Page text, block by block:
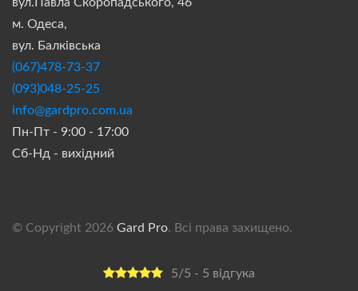
вул.Павла Скоропадського, 46
м. Одеса,
вул. Балківська
(067)478-73-37
(093)048-25-25
info@gardpro.com.ua
Пн-Пт - 9:00 - 17:00
Сб-Нд - вихідний
© Copyright 2026 Gard Pro. Всі права захищено.
5/5 - 5 відгука